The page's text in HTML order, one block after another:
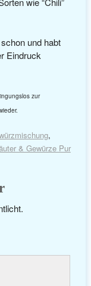
und habt
Eindruck
zur
,
& Gewürze Pur